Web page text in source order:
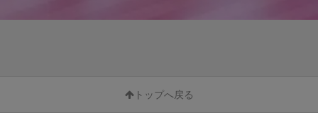
トップへ戻る